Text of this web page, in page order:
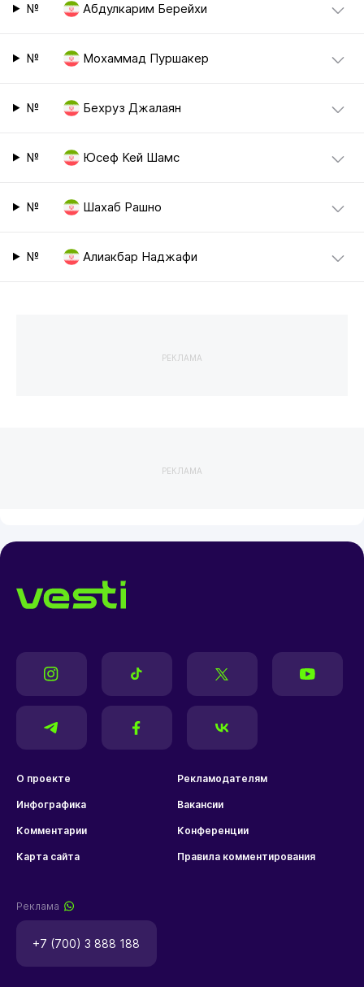
№ Абдулкарим Берейхи
№ Мохаммад Пуршакер
№ Бехруз Джалаян
№ Юсеф Кей Шамс
№ Шахаб Рашно
№ Алиакбар Наджафи
РЕКЛАМА
РЕКЛАМА
О проекте Рекламодателям
Инфографика Вакансии
Комментарии Конференции
Карта сайта Правила комментирования
Реклама
+7 (700) 3 888 188